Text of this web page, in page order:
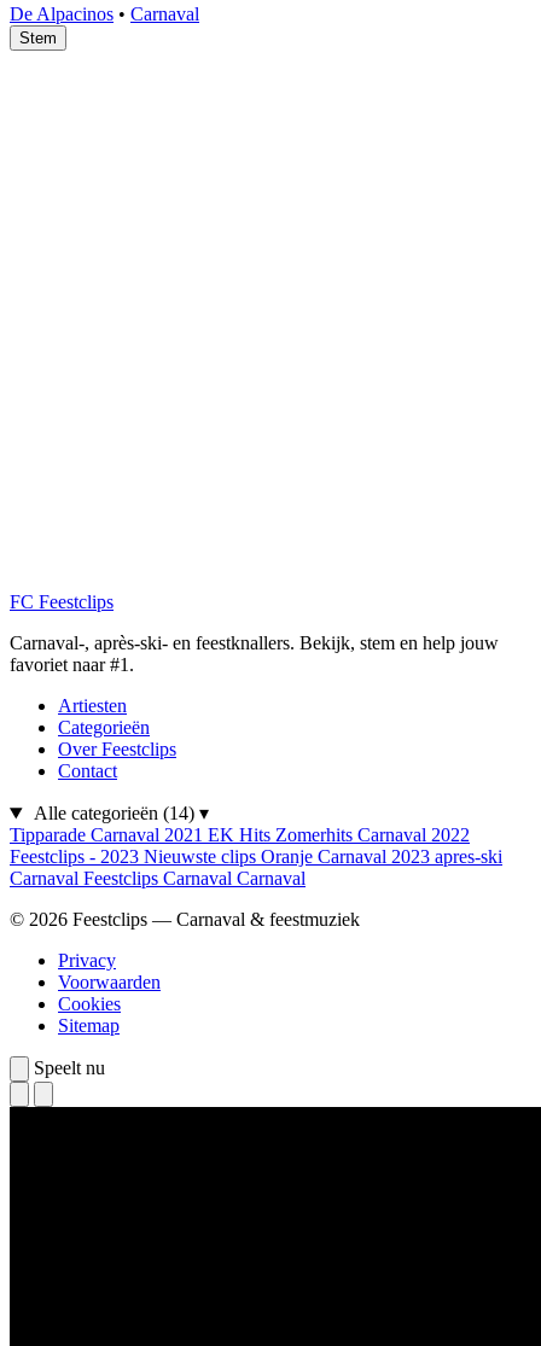
De Alpacinos • Carnaval
Stem
FC Feestclips
Carnaval-, après-ski- en feestknallers. Bekijk, stem en help jouw
favoriet naar #1.
Artiesten
Categorieën
Over Feestclips
Contact
Alle categorieën (14) ▾
Tipparade Carnaval 2021 EK Hits Zomerhits Carnaval 2022
Feestclips - 2023 Nieuwste clips Oranje Carnaval 2023 apres-ski
Carnaval Feestclips Carnaval Carnaval
© 2026 Feestclips — Carnaval & feestmuziek
Privacy
Voorwaarden
Cookies
Sitemap
Speelt nu